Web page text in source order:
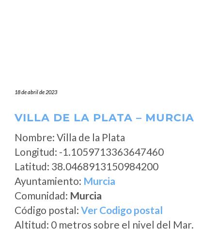
18 de abril de 2023
VILLA DE LA PLATA – MURCIA
Nombre: Villa de la Plata
Longitud: -1.1059713363647460
Latitud: 38.0468913150984200
Ayuntamiento: Murcia
Comunidad: Murcia
Código postal: Ver Codigo postal
Altitud: 0 metros sobre el nivel del Mar.